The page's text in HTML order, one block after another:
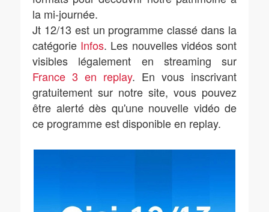
la mi-journée.
Jt 12/13 est un programme classé dans la
catégorie Infos. Les nouvelles vidéos sont
visibles légalement en streaming sur
France 3 en replay. En vous inscrivant
gratuitement sur notre site, vous pouvez
être alerté dès qu'une nouvelle vidéo de
ce programme est disponible en replay.